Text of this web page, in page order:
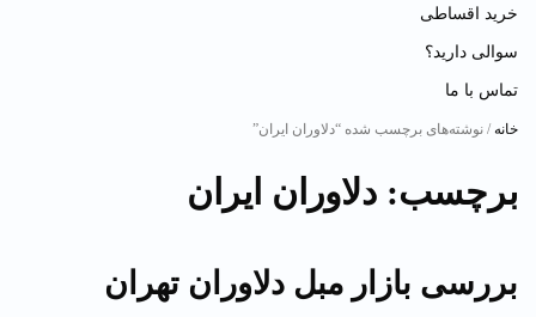
خرید اقساطی
سوالی دارید؟
تماس با ما
خانه/ نوشته‌های برچسب شده “دلاوران ایران”
برچسب: دلاوران ایران
بررسی بازار مبل دلاوران تهران